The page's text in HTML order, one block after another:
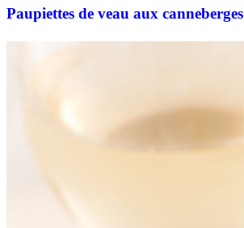
Paupiettes de veau aux canneberges